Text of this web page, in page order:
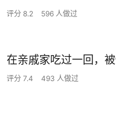
评分 8.2 596 人做过
在亲戚家吃过一回，
评分 7.4 493 人做过